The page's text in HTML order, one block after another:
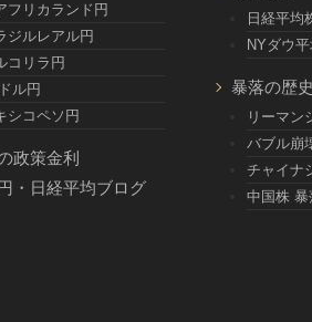
フリカランド円
ジルレアル円
コリラ円
ル円
シコペソ円
政策金利
・日経平均ブログ
日経平均
NYダウ
暴落の歴史
リーマン
バブル崩
チャイナ
中国株 暴